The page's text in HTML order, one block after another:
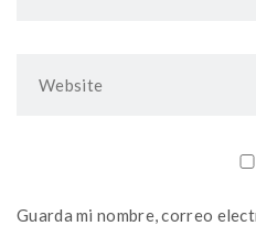
Guarda mi nombre, correo